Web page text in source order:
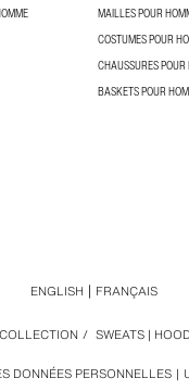
MAILLES POUR
COSTUMES POUR
CHAUSSURES
BASKETS POUR
DONNÉES PERSONNELLES
COLLECTION / SWEATS |
ENGLISH FRANÇAIS